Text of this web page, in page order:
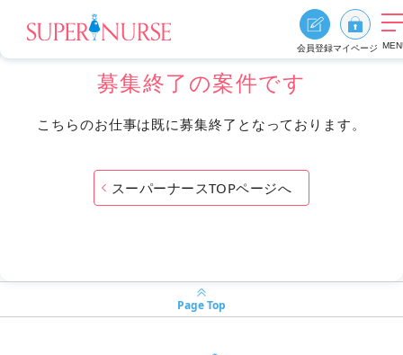
会員登録マイページ
求人を探す
求人を探すTOP
エリア別に探す
スーパーナースの特長
募集終了の案件です
こちらのお仕事は既に募集終了となっております。
スーパーナースTOPページへ
Page Top